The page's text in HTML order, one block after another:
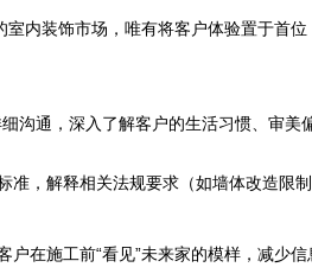
内装饰市场，唯有将客户体验置于首位
沟通，深入了解客户的生活习惯、审
，解释相关法规要求（如墙体改造限
在施工前“看见”未来家的模样，减少信